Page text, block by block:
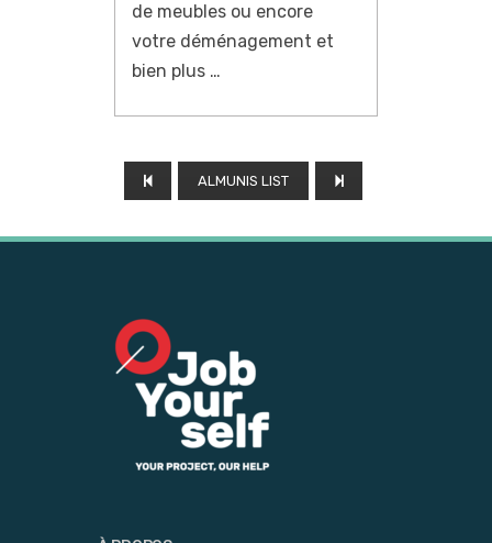
de meubles ou encore
votre déménagement et
bien plus …
ALMUNIS LIST